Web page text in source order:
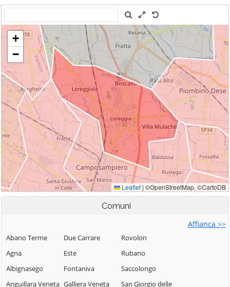
Comuni
Affianca >>
Abano Terme
Agna
Albignasego
Anguillara Veneta
Due Carrare
Este
Fontaniva
Galliera Veneta
Rovolon
Rubano
Saccolongo
San Giorgio delle